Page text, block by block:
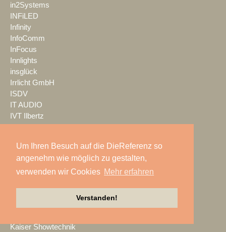
Um Ihren Besuch auf die DieReferenz so
angenehm wie möglich zu gestalten,
verwenden wir Cookies Mehr erfahren
Verstanden!
in2Systems
INFiLED
Infinity
InfoComm
InFocus
Innlights
insglück
Irrlicht GmbH
ISDV
IT AUDIO
IVT Ilbertz
Jazzunique
JB-Lighting
Jericho Gehäuse
Kaiser Showtechnik